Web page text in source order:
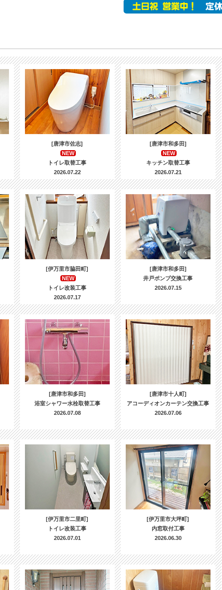
[唐津市佐志]
NEW
トイレ取替工事
2026.07.22
[唐津市和多田]
NEW
キッチン取替工事
2026.07.21
[伊万里市脇田町]
NEW
トイレ改装工事
2026.07.17
[唐津市和多田]
井戸ポンプ交換工事
2026.07.15
[唐津市和多田]
浴室シャワー水栓取替工事
2026.07.08
[唐津市十人町]
アコーディオンカーテン交換工事
2026.07.06
[伊万里市二里町]
トイレ改装工事
2026.07.01
[伊万里市大坪町]
内窓取付工事
2026.06.30